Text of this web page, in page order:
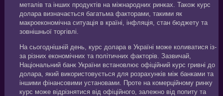
металів та інших продуктів на міжнародних ринках. Також курс
долара визначається багатьма факторами, такими як
макроекономічна ситуація в країні, інфляція, стан бюджету та
зовнішньої торгівлі.
На сьогоднішній день, курс долара в Україні може коливатися із-
за різних економічних та політичних факторів. Зазвичай,
Національний банк України встановлює офіційний курс гривні до
долара, який використовується для розрахунків між банками та
іншими фінансовими установами. Проте на комерційному ринку
курс може відрізнятися від офіційного, залежно від попиту та